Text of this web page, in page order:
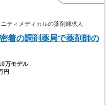
ティメディカルの薬剤師求人
着の調剤薬局で薬剤師の
万モデル
円